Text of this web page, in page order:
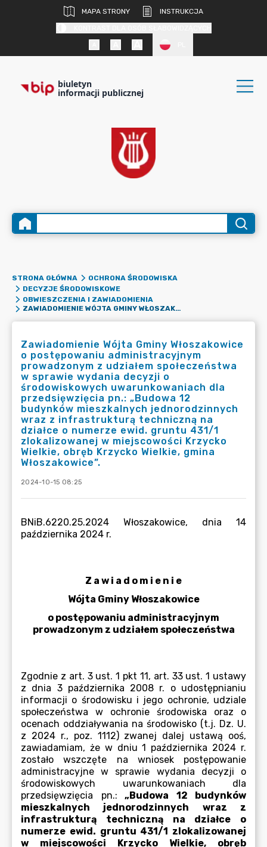
MAPA STRONY
INSTRUKCJA
biuletyn
informacji publicznej
STRONA GŁÓWNA
OCHRONA ŚRODOWISKA
DECYZJE ŚRODOWISKOWE
OBWIESZCZENIA I ZAWIADOMIENIA
ZAWIADOMIENIE WÓJTA GMINY WŁOSZAKOWICE O POSTĘPOWANIU ADMINISTRACYJNYM PROWADZONYM Z UDZIAŁEM SPOŁECZEŃSTWA W SPRAWIE WYDANIA DECYZJI O ŚRODOWISKOWYCH UWARUNKOWANIACH DLA PRZEDSIĘWZIĘCIA PN.: „BUDOWA 12 BUDYNKÓW MIESZKALNYCH JEDNORODZINNYCH WRAZ Z INFRASTRUKTURĄ TECHNICZNĄ NA DZIAŁCE O NUMERZE EWID. GRUNTU 431/1 ZLOKALIZOWANEJ W MIEJSCOWOŚCI KRZYCKO WIELKIE, OBRĘB KRZYCKO WIELKIE, GMINA WŁOSZAKOWICE”.
Zawiadomienie Wójta Gminy Włoszakowice
o postępowaniu administracyjnym
prowadzonym z udziałem społeczeństwa
w sprawie wydania decyzji o
środowiskowych uwarunkowaniach dla
przedsięwzięcia pn.: „Budowa 12
budynków mieszkalnych jednorodzinnych
wraz z infrastrukturą techniczną na
działce o numerze ewid. gruntu 431/1
zlokalizowanej w miejscowości Krzycko
Wielkie, obręb Krzycko Wielkie, gmina
Włoszakowice”.
2024-10-15 08:25